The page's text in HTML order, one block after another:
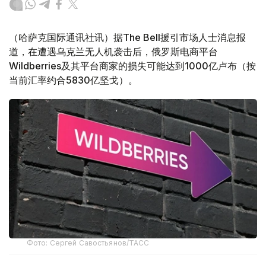
（哈萨克国际通讯社讯）据The Bell援引市场人士消息报
道，在遭遇乌克兰无人机袭击后，俄罗斯电商平台
Wildberries及其平台商家的损失可能达到1000亿卢布（按
当前汇率约合5830亿坚戈）。
Фото: Сергей Савостьянов/ТАСС